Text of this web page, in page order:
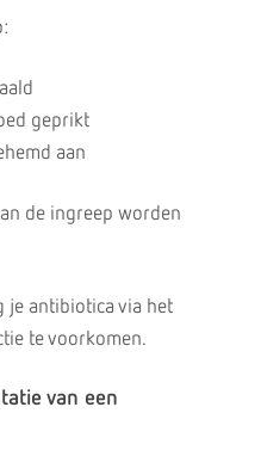
geprikt
aan
de ingreep worden
je antibiotica via het
te voorkomen.
van een